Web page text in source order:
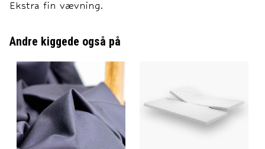
Ekstra fin vævning.
Andre kiggede også på